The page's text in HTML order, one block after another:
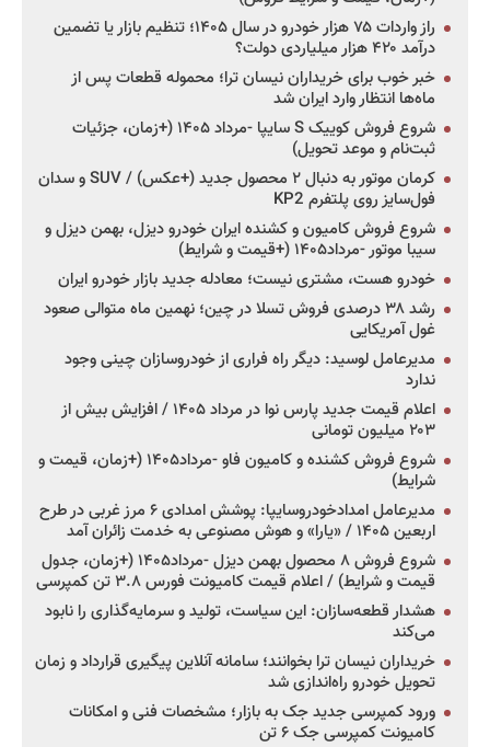
راز واردات ۷۵ هزار خودرو در سال ۱۴۰۵؛ تنظیم بازار یا تضمین
درآمد ۴۲۰ هزار میلیاردی دولت؟
خبر خوب برای خریداران نیسان ترا؛ محموله قطعات پس از
ماه‌ها انتظار وارد ایران شد
شروع فروش کوییک S سایپا -مرداد ۱۴۰۵ (+زمان، جزئیات
ثبت‌نام و موعد تحویل)
کرمان موتور به دنبال ۲ محصول جدید (+عکس) / SUV و سدان
فول‌سایز روی پلتفرم KP2
شروع فروش کامیون و کشنده ایران خودرو دیزل، بهمن دیزل و
سیبا موتور -مرداد۱۴۰۵ (+قیمت و شرایط)
خودرو هست، مشتری نیست؛ معادله جدید بازار خودرو ایران
رشد ۳۸ درصدی فروش تسلا در چین؛ نهمین ماه متوالی صعود
غول آمریکایی
مدیرعامل لوسید: دیگر راه فراری از خودروسازان چینی وجود
ندارد
اعلام قیمت جدید پارس نوا در مرداد ۱۴۰۵ / افزایش بیش از
۲۰۳ میلیون تومانی
شروع فروش کشنده و کامیون فاو -مرداد۱۴۰۵ (+زمان، قیمت و
شرایط)
مدیرعامل امدادخودروسایپا: پوشش امدادی ۶ مرز غربی در طرح
اربعین ۱۴۰۵ / «یارا» و هوش مصنوعی به خدمت زائران آمد
شروع فروش ۸ محصول بهمن دیزل -مرداد۱۴۰۵ (+زمان، جدول
قیمت و شرایط) / اعلام قیمت کامیونت فورس ۳.۸ تن کمپرسی
هشدار قطعه‌سازان: این سیاست، تولید و سرمایه‌گذاری را نابود
می‌کند
خریداران نیسان ترا بخوانند؛ سامانه آنلاین پیگیری قرارداد و زمان
تحویل خودرو راه‌اندازی شد
ورود کمپرسی جدید جک به بازار؛ مشخصات فنی و امکانات
کامیونت کمپرسی جک ۶ تن